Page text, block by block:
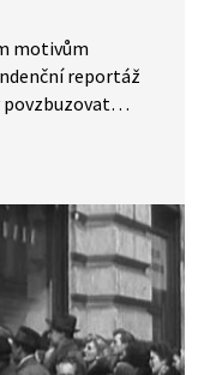
motivům
reportáž
povzbuzovat